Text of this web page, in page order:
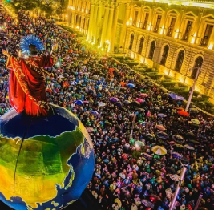
con doble nacionalidad
completos
de la MS-13 por